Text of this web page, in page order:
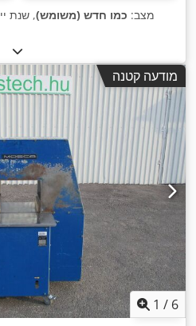
מצב: כמו חדש (משומש), שנת
מודעה קטנה
1 / 6